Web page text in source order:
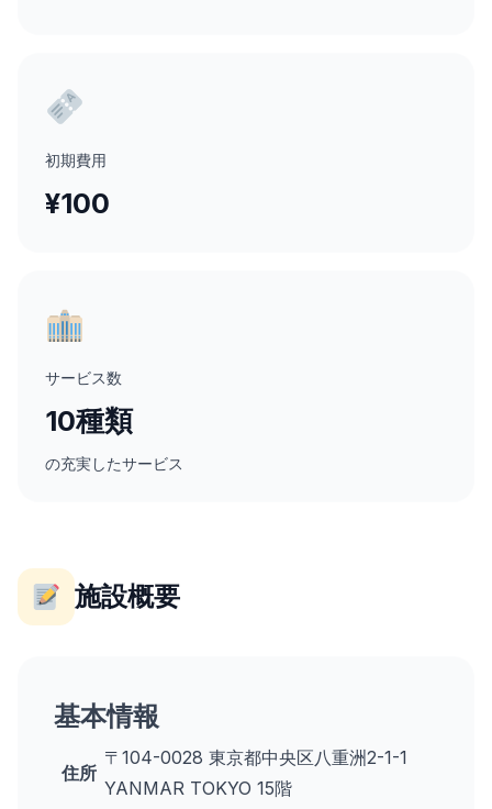
初期費用
¥100
サービス数
10種類
の充実したサービス
施設概要
基本情報
住所
〒104-0028 東京都中央区八重洲2-1-1
YANMAR TOKYO 15階